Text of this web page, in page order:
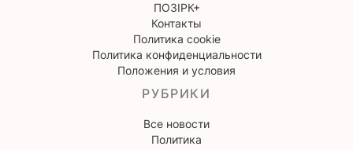
ПОЗІРК+
Контакты
Политика cookie
Политика конфиденциальности
Положения и условия
РУБРИКИ
Все новости
Политика